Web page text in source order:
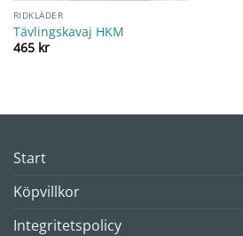
RIDKLÄDER
Tävlingskavaj HKM
465 kr
Start
Köpvillkor
Integritetspolicy